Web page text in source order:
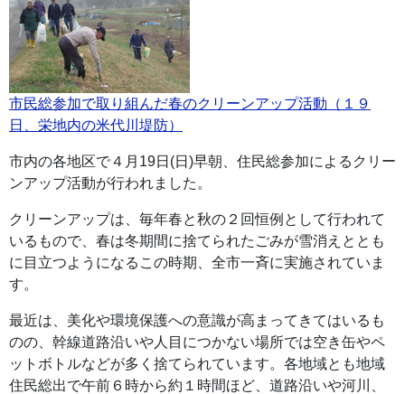
市民総参加で取り組んだ春のクリーンアップ活動（１９
日、栄地内の米代川堤防）
市内の各地区で４月19日(日)早朝、住民総参加によるクリー
ンアップ活動が行われました。
クリーンアップは、毎年春と秋の２回恒例として行われて
いるもので、春は冬期間に捨てられたごみが雪消えととも
に目立つようになるこの時期、全市一斉に実施されていま
す。
最近は、美化や環境保護への意識が高まってきてはいるも
のの、幹線道路沿いや人目につかない場所では空き缶やペ
ットボトルなどが多く捨てられています。各地域とも地域
住民総出で午前６時から約１時間ほど、道路沿いや河川、